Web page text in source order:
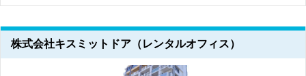
株式会社キスミットドア（レンタルオフィス）